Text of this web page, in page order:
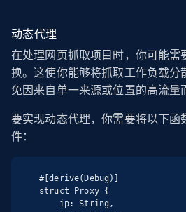
动态代理
在处理网页抓取项目时，你可能需
换。这使你能够将抓取工作负载分
免因来自单一来源或位置的高流量
要实现动态代理，你需要将以下函
件：
#[derive(Debug)]
struct Proxy {